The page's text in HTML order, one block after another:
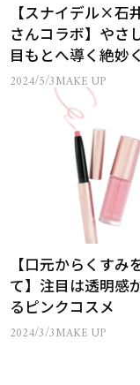
【スナイデル×石
さんコラボ】やさ
目もとへ導く絶妙
カラーの重宝アイ
トは要チェック！
2024/5/3MAKE UP
【口元からくすみ
て】注目は透明感
るピンクコスメ
2024/3/3MAKE UP